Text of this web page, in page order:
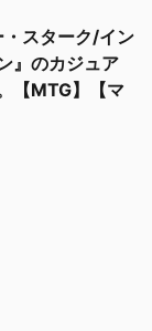
・スターク/イン
』のカジュア
【MTG】【マ